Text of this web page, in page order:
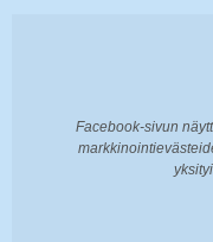
Facebook-sivun